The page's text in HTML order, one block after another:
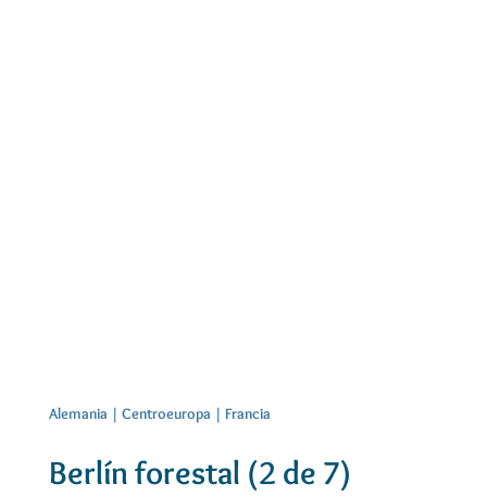
Alemania | Centroeuropa | Francia
Berlín forestal (2 de 7)